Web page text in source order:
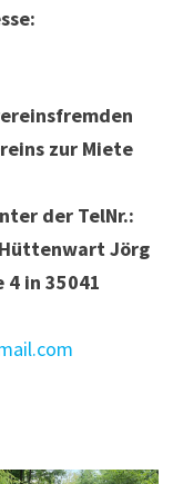
zur Miete
der TelNr.:
Jörg
in 35041